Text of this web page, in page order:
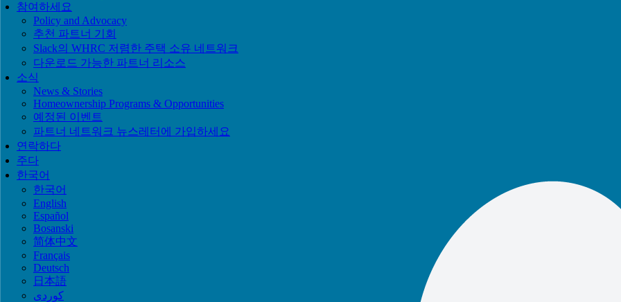
참여하세요
Policy and Advocacy
추천 파트너 기회
Slack의 WHRC 저렴한 주택 소유 네트워크
다운로드 가능한 파트너 리소스
소식
News & Stories
Homeownership Programs & Opportunities
예정된 이벤트
파트너 네트워크 뉴스레터에 가입하세요
연락하다
주다
한국어
한국어
English
Español
Bosanski
简体中文
Français
Deutsch
日本語